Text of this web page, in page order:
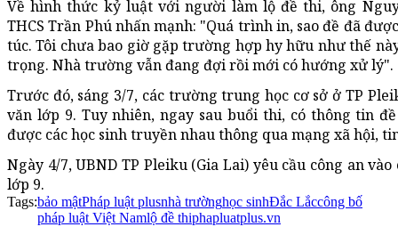
Về hình thức kỷ luật với người làm lộ đề thi, ông
THCS Trần Phú nhấn mạnh: "Quá trình in, sao đề đã
túc. Tôi chưa bao giờ gặp trường hợp hy hữu như thế
trọng. Nhà trường vẫn đang đợi rồi mới có hướng xử lý".
Trước đó, sáng 3/7, các trường trung học cơ sở ở TP
văn lớp 9. Tuy nhiên, ngay sau buổi thi, có thông tin
được các học sinh truyền nhau thông qua mạng xã hội,
Ngày 4/7, UBND TP Pleiku (Gia Lai) yêu cầu công an
lớp 9.
Tags:bảo mậtPháp luật plusnhà trườnghọc sinhĐắc Lắccông bố
pháp luật Việt Namlộ đề thiphapluatplus.vn